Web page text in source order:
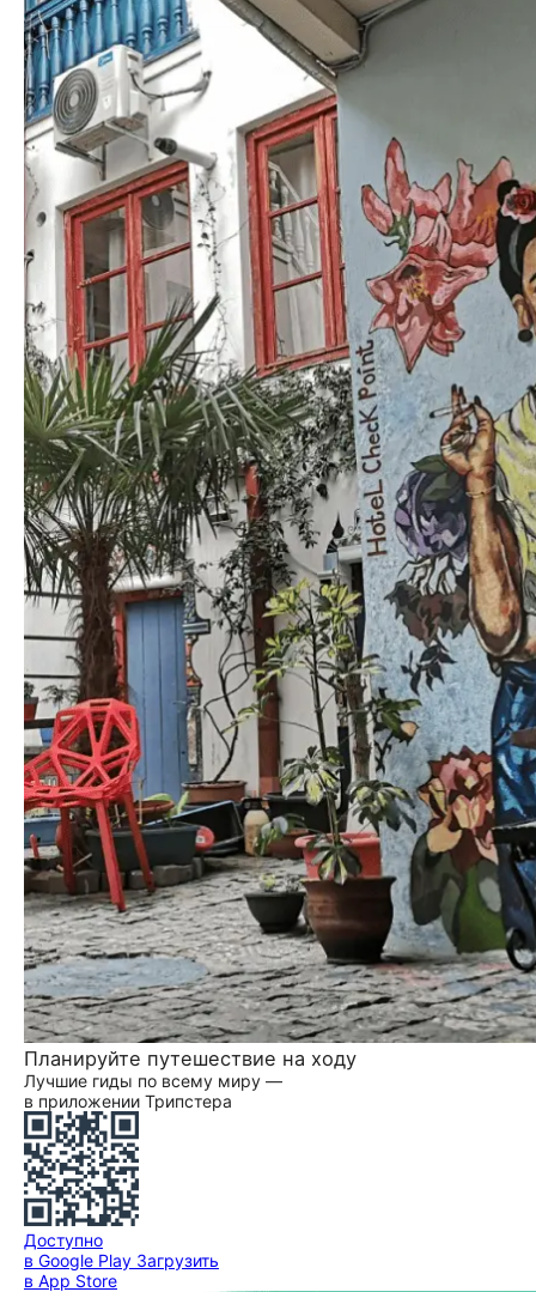
Планируйте путешествие на ходу
Лучшие гиды по всему миру —
в приложении Трипстера
Доступно
в Google Play Загрузить
в App Store